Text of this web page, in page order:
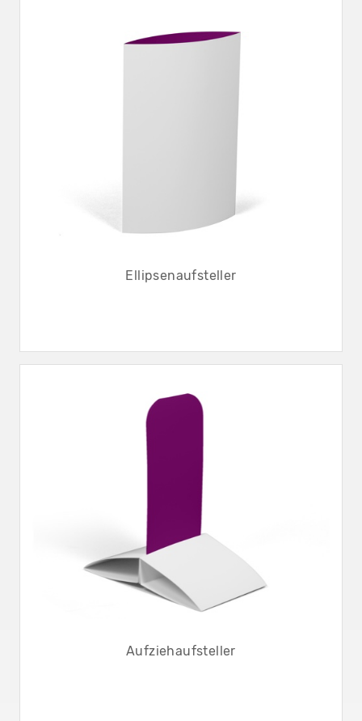
Ellipsenaufsteller
Aufziehaufsteller